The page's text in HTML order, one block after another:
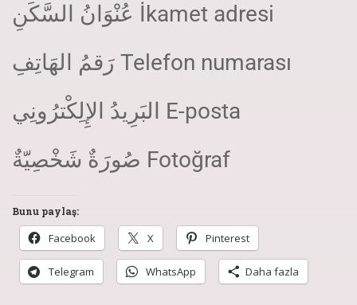
عُنْوَانُ السَّكَنِ İkamet adresi
رَقمُ الهَاتِفِ Telefon numarası
البَرِيدُ الإِلِكْترُونِي E-posta
صُورَةٌ شَخْصِيّةٌ Fotoğraf
Bunu paylaş:
Facebook X Pinterest
Telegram WhatsApp Daha fazla